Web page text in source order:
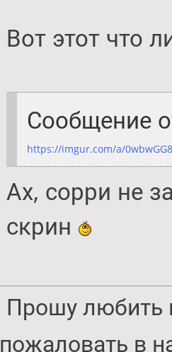
Вот этот что
Сообщение
https://imgur.com/a/0wbwGG8
Ах, сорри не
скрин
Прошу
пожаловать в